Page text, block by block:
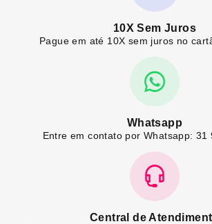
10X Sem Juros
Pague em até 10X sem juros no
Whatsapp
Entre em contato por Whatsapp: 31
Central de